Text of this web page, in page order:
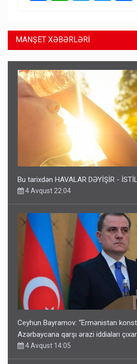
MANŞET XƏBƏRLƏRİ
Bu tarixdən HAVALAR DƏYİŞİR -
4 Avqust 22:04
Ceyhun Bayramov: “Ermənistan
Azərbaycana qarşı ərazi iddiaları
4 Avqust 14:05